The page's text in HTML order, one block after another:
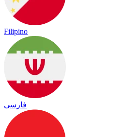
Filipino
فارسی